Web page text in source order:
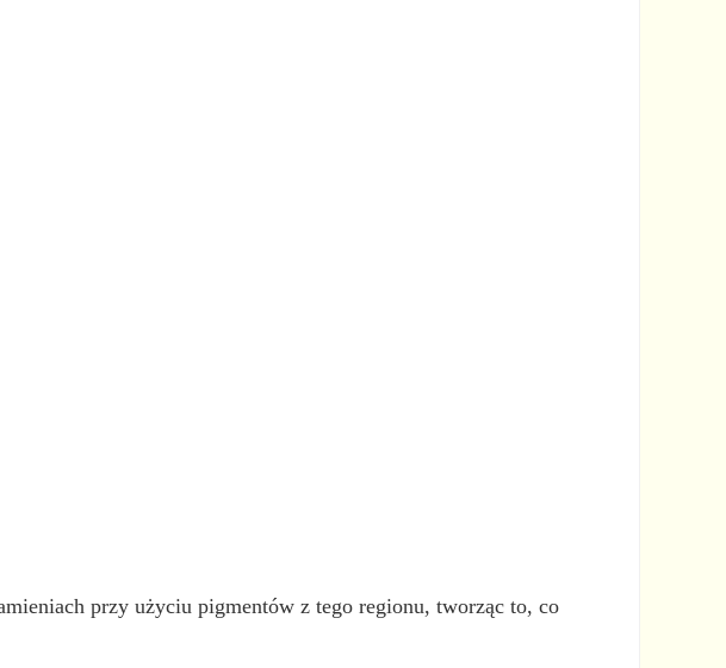
przy użyciu pigmentów z tego regionu, tworząc to, co